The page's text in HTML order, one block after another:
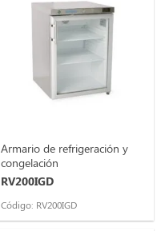
Armario de refrigeración y
congelación
RV200IGD
Código: RV200IGD